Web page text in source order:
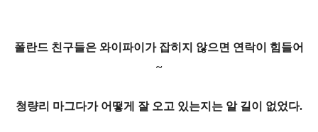
폴란드 친구들은 와이파이가 잡히지 않으면 연락이 힘들어
~
청량리 마그다가 어떻게 잘 오고 있는지는 알 길이 없었다.